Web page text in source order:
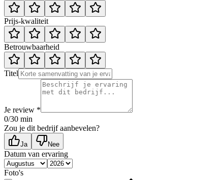
Prijs-kwaliteit
Betrouwbaarheid
Titel
Je review *
0/30 min
Zou je dit bedrijf aanbevelen?
Ja Nee
Datum van ervaring
Foto's